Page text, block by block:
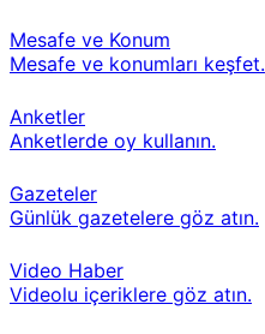
Mesafe ve Konum
Mesafe ve konumları keşfet.
Anketler
Anketlerde oy kullanın.
Gazeteler
Günlük gazetelere göz atın.
Video Haber
Videolu içeriklere göz atın.